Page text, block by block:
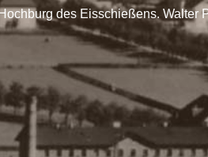
des Eisschießens. Walter